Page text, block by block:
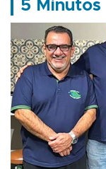
5 Minutos